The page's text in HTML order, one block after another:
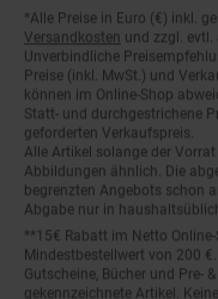
Fußnoten
*Alle Preise in Euro (€) inkl.
Versandkosten
und zzgl.
Unverbindliche
Preise (inkl. MwSt.) und
können im Online-Shop
Statt- und durchgestrichene
geforderten Verkaufspreis.
Alle Artikel solange der
Abbildungen ähnlich. Die
begrenzten Angebots schon
Abgabe nur in
**15€ Rabatt im Netto
Mindestbestellwert von 200
Gutscheine, Bücher und Pre-
gekennzeichnete Artikel.